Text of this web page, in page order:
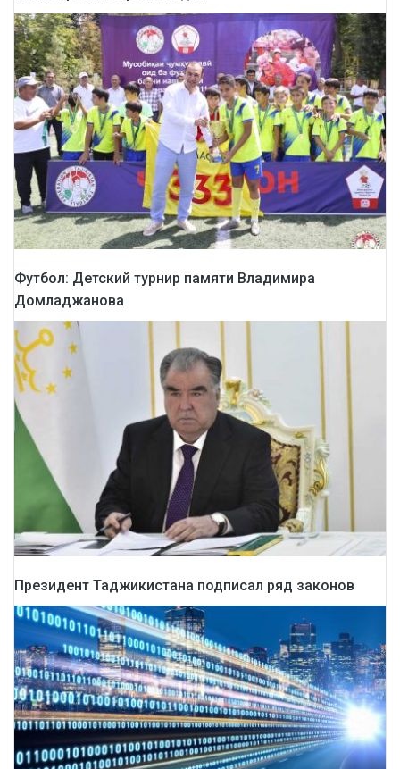
Футбол: Детский турнир памяти Владимира
Домладжанова
Президент Таджикистана подписал ряд законов